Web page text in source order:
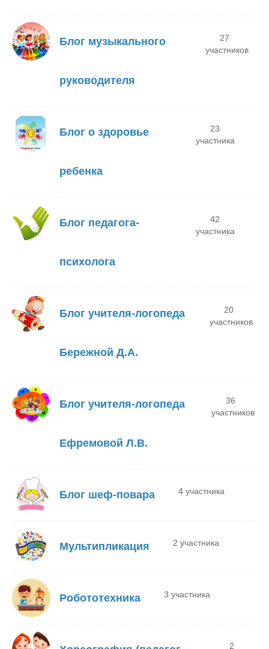
Блог музыкального
руководителя
27
участников
Блог о здоровье
ребенка
23
участника
Блог педагога-
психолога
42
участника
Блог учителя-логопеда
Бережной Д.А.
20
участников
Блог учителя-логопеда
Ефремовой Л.В.
36
участников
Блог шеф-повара 4 участника
Мультипликация 2 участника
Робототехника 3 участника
2